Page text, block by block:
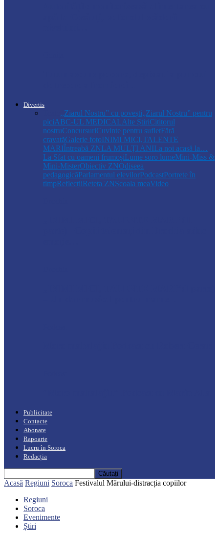
Divertis
,,Ziarul Nostru” cu povești„Ziarul Nostru” pentru
piciABC-UL MEDICALAlte ȘtiriCititorul
nostruConcursuriCuvinte pentru sufletFără
cravatăGalerie fotoINIMI MICI,TALENTE
MARIÎntreabă ZNLA MULŢI ANILa noi acasă la…
La Sfat cu oameni frumoșiLume soro lumeMini-Miss &
Mini-MisterObiectiv ZNOdiseea
pedagogicăParlamentul elevilorPodcastPortrete în
timpReflecțiiReteta ZNȘcoala meaVideo
Publicitate
Contacte
Abonare
Rapoarte
Lucru în Soroca
Redacția
Acasă Regiuni Soroca Festivalul Mărului-distracția copiilor
Regiuni
Soroca
Evenimente
Știri